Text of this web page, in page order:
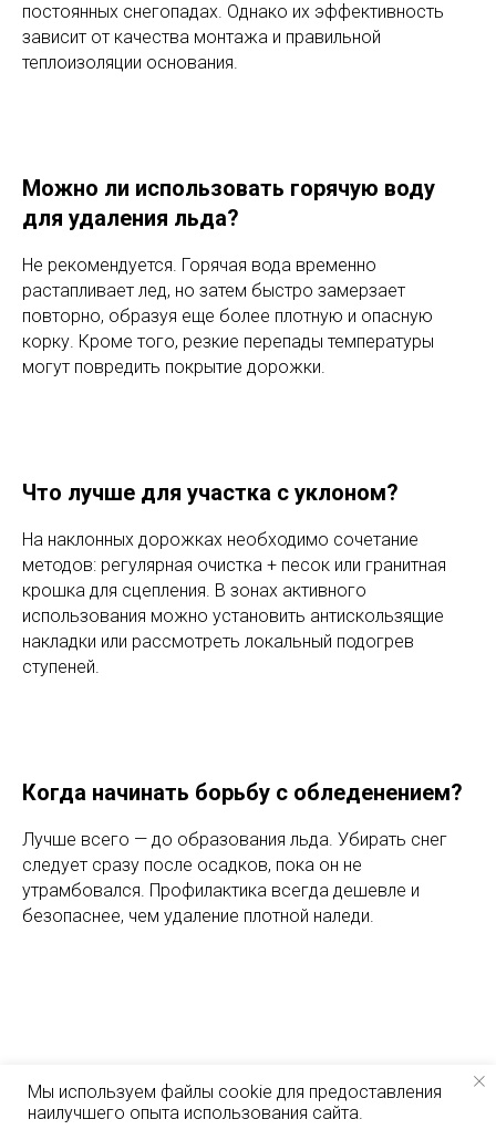
Мы используем файлы cookie для предоставления
наилучшего опыта использования сайта.
постоянных снегопадах. Однако их эффективность
зависит от качества монтажа и правильной
теплоизоляции основания.
Можно ли использовать горячую воду
для удаления льда?
Не рекомендуется. Горячая вода временно
растапливает лед, но затем быстро замерзает
повторно, образуя еще более плотную и опасную
корку. Кроме того, резкие перепады температуры
могут повредить покрытие дорожки.
Что лучше для участка с уклоном?
На наклонных дорожках необходимо сочетание
методов: регулярная очистка + песок или гранитная
крошка для сцепления. В зонах активного
использования можно установить антискользящие
накладки или рассмотреть локальный подогрев
ступеней.
Когда начинать борьбу с обледенением?
Лучше всего — до образования льда. Убирать снег
следует сразу после осадков, пока он не
утрамбовался. Профилактика всегда дешевле и
безопаснее, чем удаление плотной наледи.